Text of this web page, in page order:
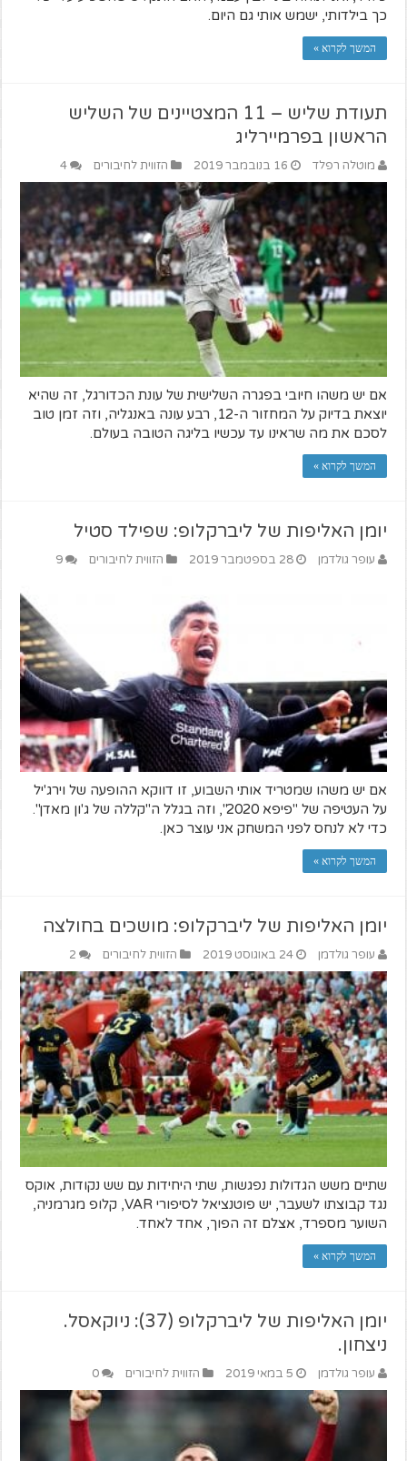
כך בילדותי, ישמש אותי גם היום.
המשך לקרוא »
תעודת שליש – 11 המצטיינים של השליש
הראשון בפרמיירליג
מוטלה רפלד 16 בנובמבר 2019 הזווית לחיבורים 4
אם יש משהו חיובי בפגרה השלישית של עונת הכדורגל, זה שהיא
יוצאת בדיוק על המחזור ה-12, רבע עונה באנגליה, וזה זמן טוב
לסכם את מה שראינו עד עכשיו בליגה הטובה בעולם.
המשך לקרוא »
יומן האליפות של ליברקלופ: שפילד סטיל
עופר גולדמן 28 בספטמבר 2019 הזווית לחיבורים 9
אם יש משהו שמטריד אותי השבוע, זו דווקא ההופעה של וירג'יל
על העטיפה של "פיפא 2020", וזה בגלל ה"קללה של ג'ון מאדן".
כדי לא לנחס לפני המשחק אני עוצר כאן.
המשך לקרוא »
יומן האליפות של ליברקלופ: מושכים בחולצה
עופר גולדמן 24 באוגוסט 2019 הזווית לחיבורים 2
שתיים משש הגדולות נפגשות, שתי היחידות עם שש נקודות, אוקס
נגד קבוצתו לשעבר, יש פוטנציאל לסיפורי VAR, קלופ מגרמניה,
השוער מספרד, אצלם זה הפוך, אחד לאחד.
המשך לקרוא »
יומן האליפות של ליברקלופ (37): ניוקאסל.
ניצחון.
עופר גולדמן 5 במאי 2019 הזווית לחיבורים 0